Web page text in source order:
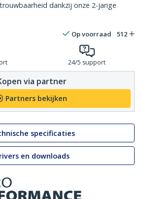
dankzij onze 2-jarige
Op voorraad 512
24/5 support
via partner
Partners bekijken
specificaties
en downloads